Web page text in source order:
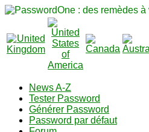
News A-Z
Tester Password
Générer Password
Password par défaut